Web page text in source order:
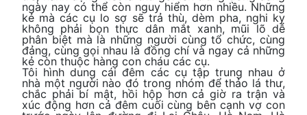
ngày nay có thể còn nguy hiểm hơn nhiều. Những
kẻ mà các cụ lo sợ sẽ trả thù, dèm pha, nghi kỵ
không phải bọn thực dân mắt xanh, mũi lõ dễ
phân biệt mà là những người cùng tổ chức, cùng
đảng, cùng gọi nhau là đồng chí và ngay cả những
kẻ còn thuộc hàng con cháu các cụ.
Tôi hình dung cái đêm các cụ tập trung nhau ở
nhà một người nào đó trong nhóm để thảo lá thư,
chắc phải bí mật, hồi hộp hơn cả giờ ra trận và
xúc động hơn cả đêm cuối cùng bên cạnh vợ con